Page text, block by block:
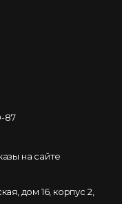
87
на сайте
дом 16, корпус 2,